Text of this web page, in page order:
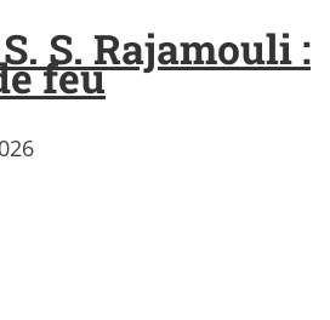
S. Rajamouli :
feu